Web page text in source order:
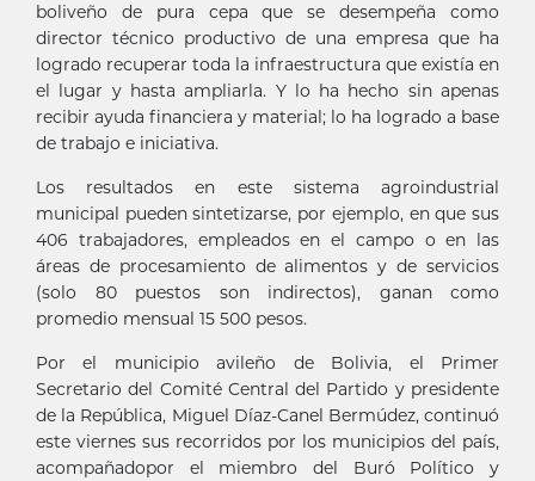
boliveño de pura cepa que se desempeña como
director técnico productivo de una empresa que ha
logrado recuperar toda la infraestructura que existía en
el lugar y hasta ampliarla. Y lo ha hecho sin apenas
recibir ayuda financiera y material; lo ha logrado a base
de trabajo e iniciativa.
Los resultados en este sistema agroindustrial
municipal pueden sintetizarse, por ejemplo, en que sus
406 trabajadores, empleados en el campo o en las
áreas de procesamiento de alimentos y de servicios
(solo 80 puestos son indirectos), ganan como
promedio mensual 15 500 pesos.
Por el municipio avileño de Bolivia, el Primer
Secretario del Comité Central del Partido y presidente
de la República, Miguel Díaz-Canel Bermúdez, continuó
este viernes sus recorridos por los municipios del país,
acompañadopor el miembro del Buró Político y